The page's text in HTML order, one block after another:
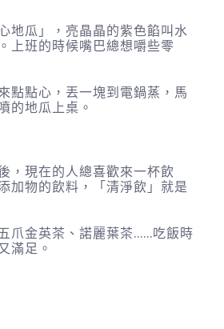
地瓜」，亮晶晶的紫色餡叫水
上班的時候嘴巴總想嚼些零
點點心，丟一塊到電鍋蒸，馬
的地瓜上桌。
，現在的人總喜歡來一杯飲
加物的飲料，「清淨飲」就是
爪金英茶、諾麗葉茶……吃飯時
滿足。